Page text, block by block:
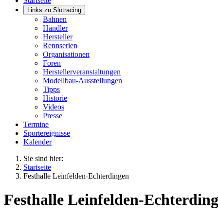
Links zu Slotracing
Bahnen
Händler
Hersteller
Rennserien
Organisationen
Foren
Herstellerveranstaltungen
Modellbau-Ausstellungen
Tipps
Historie
Videos
Presse
Termine
Sportereignisse
Kalender
Sie sind hier:
Startseite
Festhalle Leinfelden-Echterdingen
Festhalle Leinfelden-